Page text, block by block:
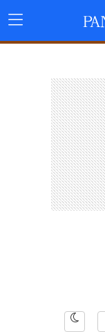
Menu
Principal